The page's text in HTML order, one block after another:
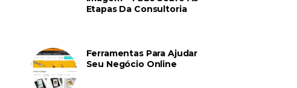
Etapas Da Consultoria
Ferramentas Para Ajudar
Seu Negócio Online